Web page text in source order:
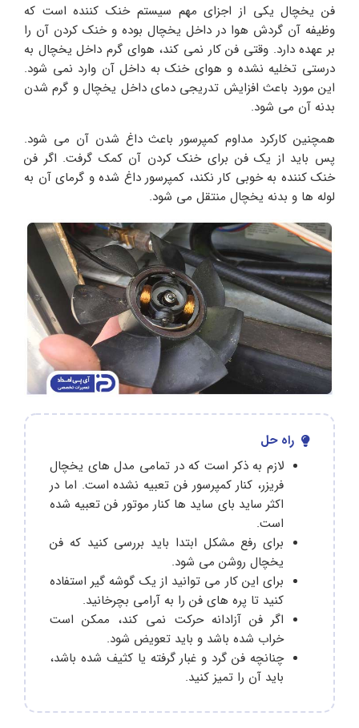
فن یخچال یکی از اجزای مهم سیستم خنک کننده است که
وظیفه آن گردش هوا در داخل یخچال بوده و خنک کردن آن را
بر عهده دارد. وقتی فن کار نمی کند، هوای گرم داخل یخچال به
درستی تخلیه نشده و هوای خنک به داخل آن وارد نمی شود.
این مورد باعث افزایش تدریجی دمای داخل یخچال و گرم شدن
بدنه آن می شود.
همچنین کارکرد مداوم کمپرسور باعث داغ شدن آن می شود.
پس باید از یک فن برای خنک کردن آن کمک گرفت. اگر فن
خنک کننده به خوبی کار نکند، کمپرسور داغ شده و گرمای آن به
لوله ها و بدنه یخچال منتقل می شود.
راه حل
لازم به ذکر است که در تمامی مدل های یخچال
فریزر، کنار کمپرسور فن تعبیه نشده است. اما در
اکثر ساید بای ساید ها کنار موتور فن تعبیه شده
است.
برای رفع مشکل ابتدا باید بررسی کنید که فن
یخچال روشن می شود.
برای این کار می توانید از یک گوشه گیر استفاده
کنید تا پره های فن را به آرامی بچرخانید.
اگر فن آزادانه حرکت نمی کند، ممکن است
خراب شده باشد و باید تعویض شود.
چنانچه فن گرد و غبار گرفته یا کثیف شده باشد،
باید آن را تمیز کنید.